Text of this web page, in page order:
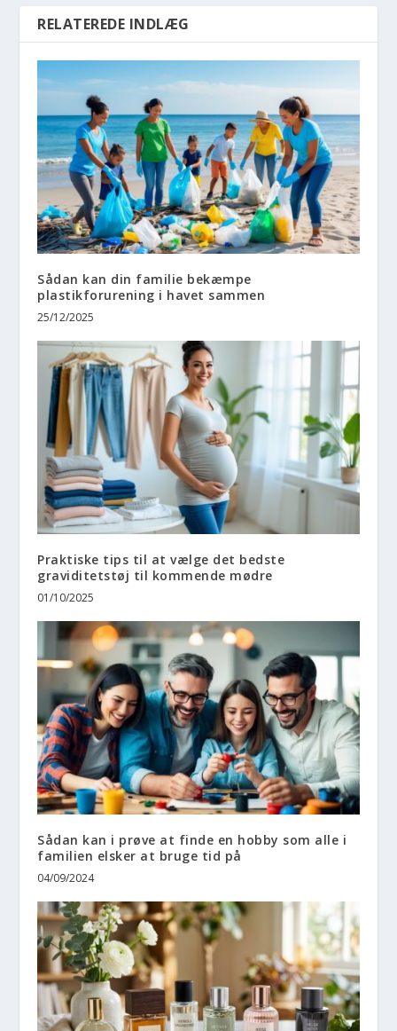
RELATEREDE INDLÆG
Sådan kan din familie bekæmpe
plastikforurening i havet sammen
25/12/2025
Praktiske tips til at vælge det bedste
graviditetstøj til kommende mødre
01/10/2025
Sådan kan i prøve at finde en hobby som alle i
familien elsker at bruge tid på
04/09/2024